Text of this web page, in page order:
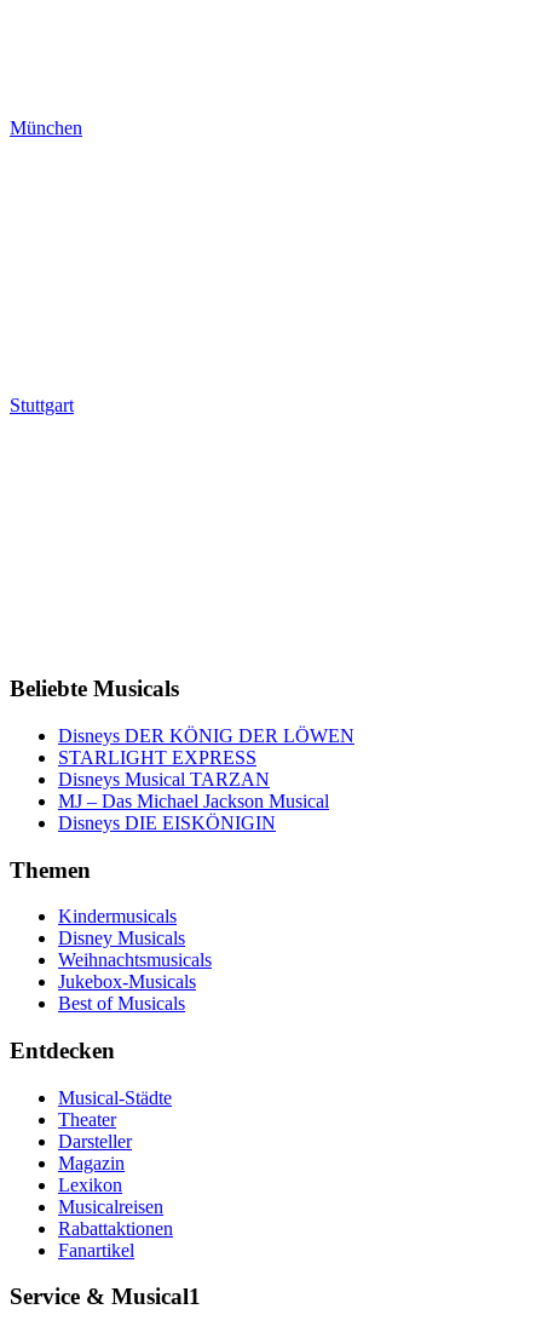
München
Stuttgart
Beliebte Musicals
Disneys DER KÖNIG DER LÖWEN
STARLIGHT EXPRESS
Disneys Musical TARZAN
MJ – Das Michael Jackson Musical
Disneys DIE EISKÖNIGIN
Themen
Kindermusicals
Disney Musicals
Weihnachtsmusicals
Jukebox-Musicals
Best of Musicals
Entdecken
Musical-Städte
Theater
Darsteller
Magazin
Lexikon
Musicalreisen
Rabattaktionen
Fanartikel
Service & Musical1